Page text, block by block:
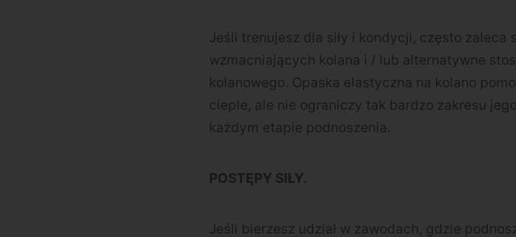
Jeśli trenujesz dla siły i kondycji, często zaleca
wzmacniających kolana i / lub alternatywne
kolanowego. Opaska elastyczna na kolano
cieple, ale nie ograniczy tak bardzo zakresu
każdym etapie podnoszenia.
POSTĘPY SIŁY.
Jeśli bierzesz udział w zawodach, gdzie